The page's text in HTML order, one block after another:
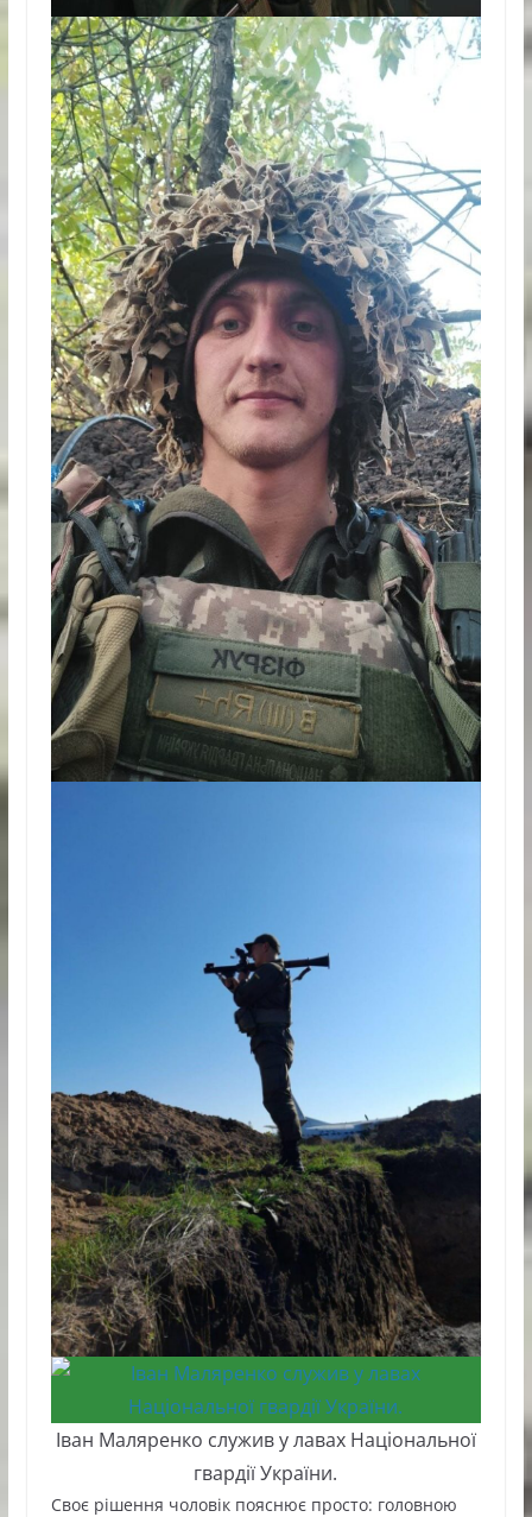
Іван Маляренко служив у лавах Національної
гвардії України.
Своє рішення чоловік пояснює просто: головною